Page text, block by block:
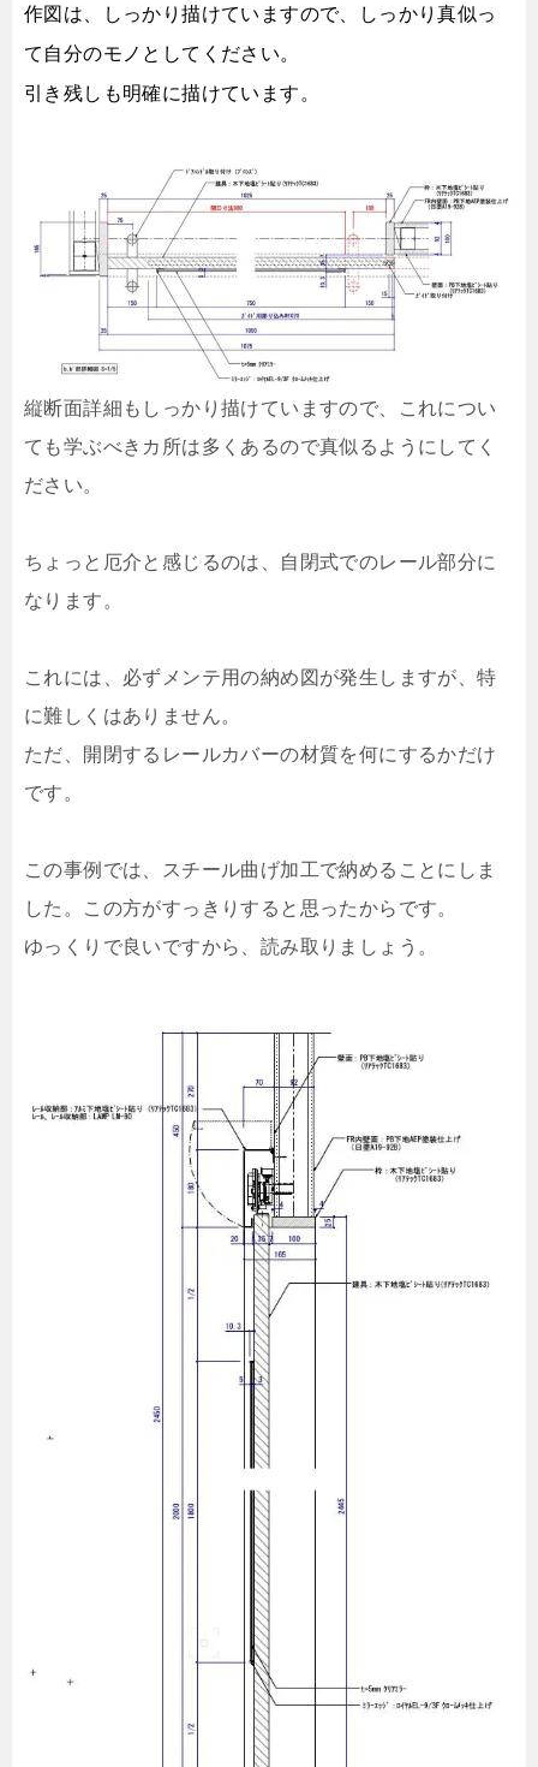
作図は、しっかり描けていますので、しっかり真似っ
て自分のモノとしてください。
引き残しも明確に描けています。
縦断面詳細もしっかり描けていますので、これについ
ても学ぶべきカ所は多くあるので真似るようにしてく
ださい。
ちょっと厄介と感じるのは、自閉式でのレール部分に
なります。
これには、必ずメンテ用の納め図が発生しますが、特
に難しくはありません。
ただ、開閉するレールカバーの材質を何にするかだけ
です。
この事例では、スチール曲げ加工で納めることにしま
した。この方がすっきりすると思ったからです。
ゆっくりで良いですから、読み取りましょう。